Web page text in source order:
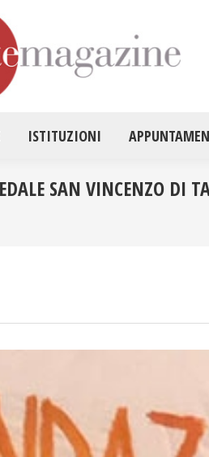
ISTITUZIONI
SAN VINCENZO DI
HOME